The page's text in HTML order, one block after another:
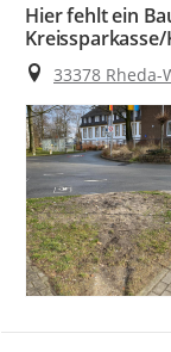
Hier fehlt ein
Ort
33378 Rheda-